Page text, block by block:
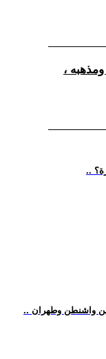
ومذهبه ،
واشنطن وطهران